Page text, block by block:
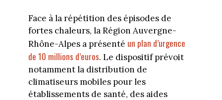
Face à la répétition des épisodes de
fortes chaleurs, la Région Auvergne-
Rhône-Alpes a présenté un plan d’urgence
de 10 millions d’euros. Le dispositif prévoit
notamment la distribution de
climatiseurs mobiles pour les
établissements de santé, des aides